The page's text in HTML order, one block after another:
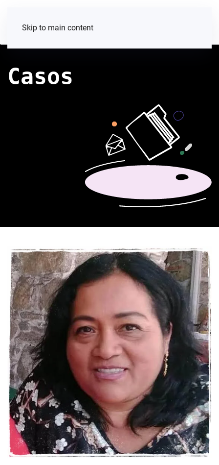
Skip to main content
Casos